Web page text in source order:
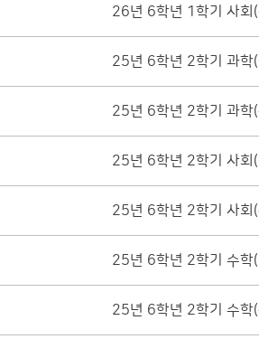
26년 6학년 1학기 사회
25년 6학년 2학기 과학
25년 6학년 2학기 과학
25년 6학년 2학기 사회
25년 6학년 2학기 사회
25년 6학년 2학기 수학
25년 6학년 2학기 수학